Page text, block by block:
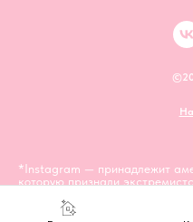
*Instagram — принадлежит
которую признали
Instagram. Признана